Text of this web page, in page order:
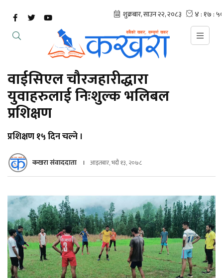
वाईसिएल चौरजहारीद्धारा
युवाहरुलाई निःशुल्क भलिबल
प्रशिक्षण
प्रशिक्षण १५ दिन चल्ने ।
कखरा संवाददाता आइतबार, भदौ १३, २०७८